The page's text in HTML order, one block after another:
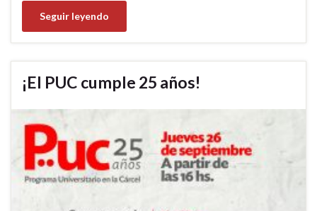
Seguir leyendo
¡El PUC cumple 25 años!